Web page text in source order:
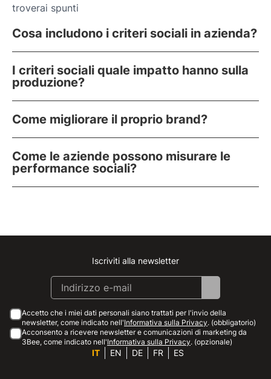
troverai spunti
Cosa includono i criteri sociali in azienda?
I criteri sociali quale impatto hanno sulla
produzione?
Come migliorare il proprio brand?
Come le aziende possono misurare le
performance sociali?
Instagram
Facebook
Linkedin
Youtube
Iscriviti alla newsletter
Accetto che i miei dati personali siano trattati per l'invio della
newsletter, come indicato nell'Informativa sulla Privacy. (obbligatorio)
Acconsento a ricevere newsletter e comunicazioni di marketing da
3Bee, come indicato nell'Informativa sulla Privacy. (opzionale)
IT EN DE FR ES